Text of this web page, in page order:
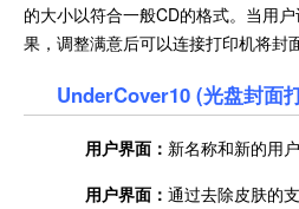
的大小以符合一般CD的格式。当用
果，调整满意后可以连接打印机将封
UnderCover10 (光盘封面
用户界面： 新名称和新的用户
用户界面： 通过去除皮肤的